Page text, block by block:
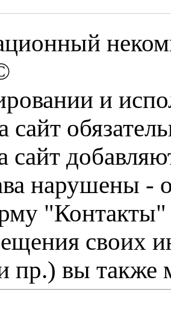
и
сайт
сайт
нарушены -
"Контакты"
своих
пр.) вы также